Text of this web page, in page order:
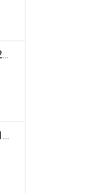
TP-Link Archer NX200 | Bộ Phát WiFi Dùng Sim 5G Tốc Độ Cao Mới FullBox
ZTE G5 Pro (MC8512) | Router 5G WiFi7 Be7200 Hỗ Trợ Băng Tần 6Ghz Cực Mạnh